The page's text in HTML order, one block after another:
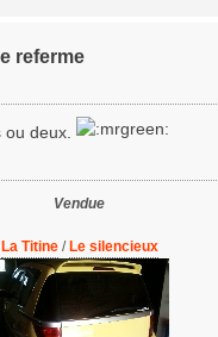
referme
deux.
Vendue
La Titine/ Le silencieux